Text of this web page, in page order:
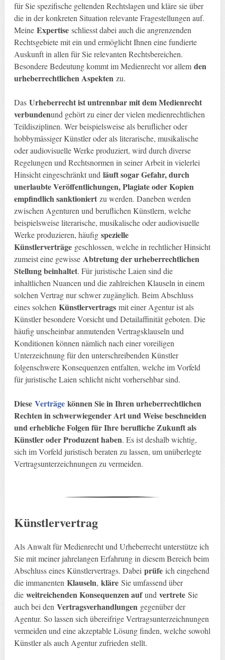
für Sie spezifische geltenden Rechtslagen und kläre sie über
die in der konkreten Situation relevante Fragestellungen auf.
Meine Expertiseschliesst dabei auch die angrenzenden
Rechtsgebiete mit ein und ermöglicht Ihnen eine fundierte
Auskunft in allen für Sie relevanten Rechtsbereichen.
Besondere Bedeutung kommt im Medienrecht vor allem den
urheberrechtlichen Aspektenzu.
Das Urheberrecht ist untrennbar mit dem Medienrecht
verbundenund gehört zu einer der vielen medienrechtlichen
Teildisziplinen. Wer beispielsweise als beruflicher oder
hobbymässiger Künstler oder als literarische, musikalische
oder audiovisuelle Werke produziert, wird durch diverse
Regelungen und Rechtsnormen in seiner Arbeit in vielerlei
Hinsicht eingeschränkt und läuft sogar Gefahr, durch
unerlaubte Veröffentlichungen, Plagiate oder Kopien
empfindlich sanktioniertzu werden. Daneben werden
zwischen Agenturen und beruflichen Künstlern, welche
beispielsweise literarische, musikalische oder audiovisuelle
Werke produzieren, häufig spezielle
Künstlerverträge geschlossen, welche in rechtlicher Hinsicht
zumeist eine gewisse Abtretung der urheberrechtlichen
Stellung beinhaltet. Für juristische Laien sind die
inhaltlichen Nuancen und die zahlreichen Klauseln in einem
solchen Vertrag nur schwer zugänglich. Beim Abschluss
eines solchen Künstlervertragsmit einer Agentur ist als
Künstler besondere Vorsicht und Detailaffinität geboten. Die
häufig unscheinbar anmutenden Vertragsklauseln und
Konditionen können nämlich nach einer voreiligen
Unterzeichnung für den unterschreibenden Künstler
folgenschwere Konsequenzen entfalten, welche im Vorfeld
für juristische Laien schlicht nicht vorhersehbar sind.
Diese Verträgekönnen Sie in Ihren urheberrechtlichen
Rechten in schwerwiegender Art und Weise beschneiden
und erhebliche Folgen für Ihre berufliche Zukunft als
Künstler oder Produzent haben. Es ist deshalb wichtig,
sich im Vorfeld juristisch beraten zu lassen, um unüberlegte
Vertragsunterzeichnungen zu vermeiden.
Künstlervertrag
Als Anwalt für Medienrecht und Urheberrecht unterstütze ich
Sie mit meiner jahrelangen Erfahrung in diesem Bereich beim
Abschluss eines Künstlervertrags. Dabei prüfeich eingehend
die immanenten Klauseln, kläreSie umfassend über
die weitreichenden Konsequenzen aufund vertreteSie
auch bei den Vertragsverhandlungen gegenüber der
Agentur. So lassen sich übereifrige Vertragsunterzeichnungen
vermeiden und eine akzeptable Lösung finden, welche sowohl
Künstler als auch Agentur zufrieden stellt.